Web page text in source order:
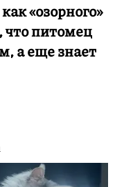
«озорного»
что питомец
а еще знает